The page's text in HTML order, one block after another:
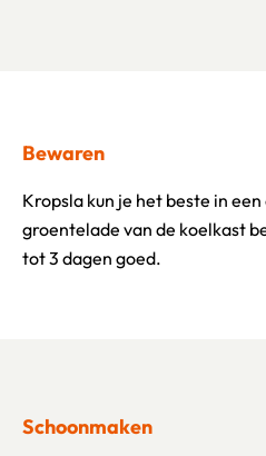
Bewaren
Kropsla kun je het beste in
groentelade van de koelkast
tot 3 dagen goed.
Schoonmaken